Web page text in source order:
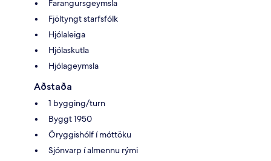
Farangursgeymsla
Fjöltyngt starfsfólk
Hjólaleiga
Hjólaskutla
Hjólageymsla
Aðstaða
1 bygging/turn
Byggt 1950
Öryggishólf í móttöku
Sjónvarp í almennu rými